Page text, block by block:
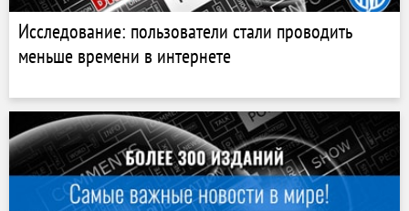
Исследование: пользователи стали проводить
меньше времени в интернете